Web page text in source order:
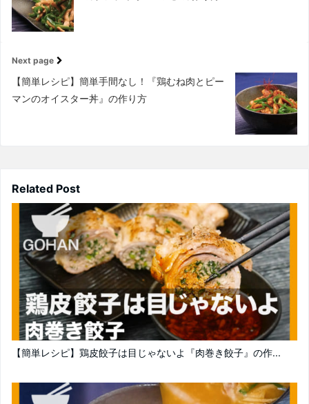
Next page
【簡単レシピ】簡単手間なし！『鶏むね肉とピー
マンのオイスター丼』の作り方
Related Post
【簡単レシピ】鶏皮餃子は目じゃないよ『肉巻き餃子』の作...